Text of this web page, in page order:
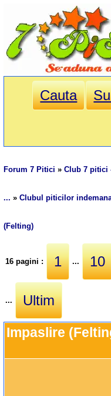
Cauta
Forum 7 Pitici »Club 7 pitici
... »Clubul piticilor
(Felting)
16 pagini : 1 ... 10
... Ultim
Impaslire